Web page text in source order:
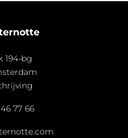
194-bg
77 66